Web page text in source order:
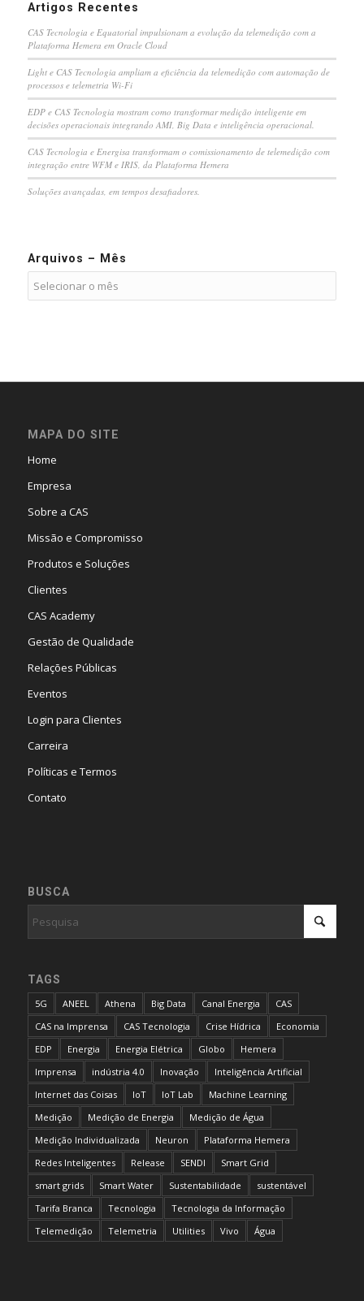
Artigos Recentes
CAS Tecnologia e Equatorial impulsionam a evolução da telemedição com a
Plataforma Hemera em Oracle Cloud
Light e CAS Tecnologia ampliam a eficiência da telemedição com automação de
processos e telemetria Wi-Fi
EDP e CAS Tecnologia mostram como transformar medição inteligente em
decisões operacionais integrando AMI, Big Data e inteligência operacional.
CAS Tecnologia e Energisa transformam o comissionamento de telemedição com
integração entre WFM e IRIS, da Plataforma Hemera
Soluções avançadas, em tempos desafiadores.
Arquivos – Mês
MAPA DO SITE
Home
Empresa
Sobre a CAS
Missão e Compromisso
Produtos e Soluções
Clientes
CAS Academy
Gestão de Qualidade
Relações Públicas
Eventos
Login para Clientes
Carreira
Políticas e Termos
Contato
BUSCA
TAGS
5G ANEEL Athena Big Data Canal Energia
CAS
CAS na Imprensa
CAS Tecnologia Crise Hídrica
Economia
EDP
Energia Energia Elétrica Globo
Hemera
Imprensa
indústria 4.0 Inovação
Inteligência Artificial
Internet das Coisas
IoT IoT Lab
Machine Learning
Medição
Medição de Energia
Medição de Água
Medição Individualizada
Neuron
Plataforma Hemera
Redes Inteligentes
Release SENDI
Smart Grid
smart grids
Smart Water Sustentabilidade
sustentável
Tarifa Branca
Tecnologia
Tecnologia da Informação
Telemedição
Telemetria Utilities Vivo Água